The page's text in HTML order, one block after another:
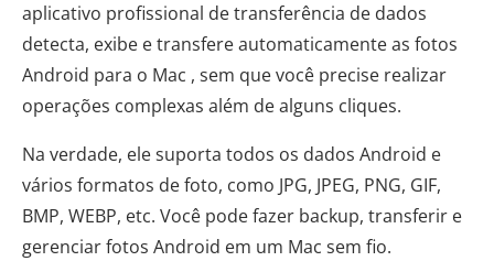
aplicativo profissional de transferência de dados
detecta, exibe e transfere automaticamente as fotos
Android para o Mac , sem que você precise realizar
operações complexas além de alguns cliques.
Na verdade, ele suporta todos os dados Android e
vários formatos de foto, como JPG, JPEG, PNG, GIF,
BMP, WEBP, etc. Você pode fazer backup, transferir e
gerenciar fotos Android em um Mac sem fio.